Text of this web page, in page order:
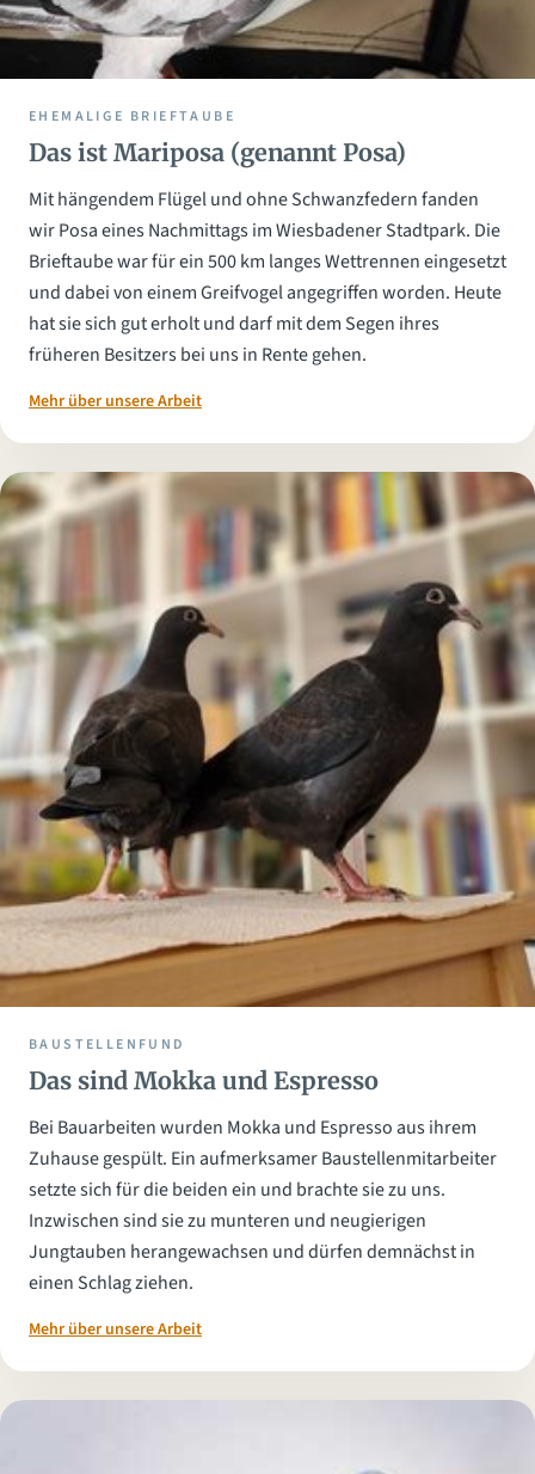
EHEMALIGE BRIEFTAUBE
Das ist Mariposa (genannt Posa)
Mit hängendem Flügel und ohne Schwanzfedern fanden
wir Posa eines Nachmittags im Wiesbadener Stadtpark. Die
Brieftaube war für ein 500 km langes Wettrennen eingesetzt
und dabei von einem Greifvogel angegriffen worden. Heute
hat sie sich gut erholt und darf mit dem Segen ihres
früheren Besitzers bei uns in Rente gehen.
Mehr über unsere Arbeit
BAUSTELLENFUND
Das sind Mokka und Espresso
Bei Bauarbeiten wurden Mokka und Espresso aus ihrem
Zuhause gespült. Ein aufmerksamer Baustellenmitarbeiter
setzte sich für die beiden ein und brachte sie zu uns.
Inzwischen sind sie zu munteren und neugierigen
Jungtauben herangewachsen und dürfen demnächst in
einen Schlag ziehen.
Mehr über unsere Arbeit